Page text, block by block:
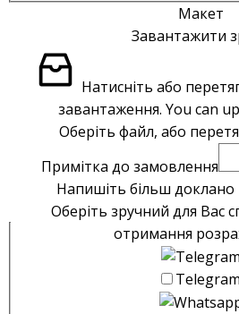
Макет
Завантажити
Натисніть або
завантаження. You can
Оберіть файл, або
Примітка до замовлення
Напишіть більш
Оберіть зручний для Вас
отримання
Telegram